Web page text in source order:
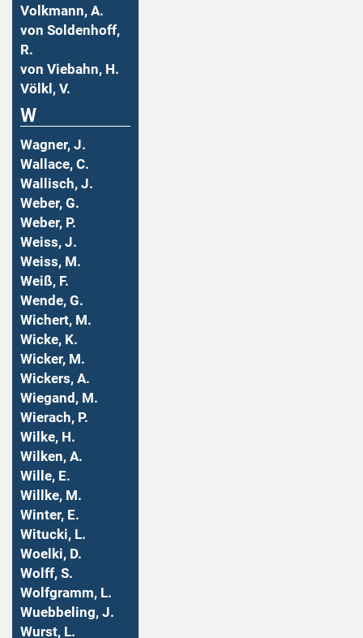
Volkmann, A.
von Soldenhoff,
R.
von Viebahn, H.
Völkl, V.
W
Wagner, J.
Wallace, C.
Wallisch, J.
Weber, G.
Weber, P.
Weiss, J.
Weiss, M.
Weiß, F.
Wende, G.
Wichert, M.
Wicke, K.
Wicker, M.
Wickers, A.
Wiegand, M.
Wierach, P.
Wilke, H.
Wilken, A.
Wille, E.
Willke, M.
Winter, E.
Witucki, L.
Woelki, D.
Wolff, S.
Wolfgramm, L.
Wuebbeling, J.
Wurst, L.